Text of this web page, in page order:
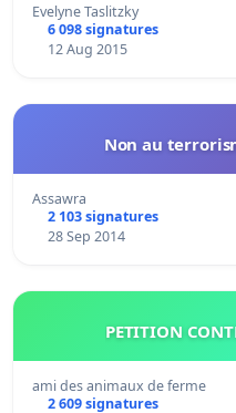
Evelyne Taslitzky
6 098 signatures
12 Aug 2015
Non au
Assawra
2 103 signatures
28 Sep 2014
PETITION
ami des animaux de ferme
2 609 signatures